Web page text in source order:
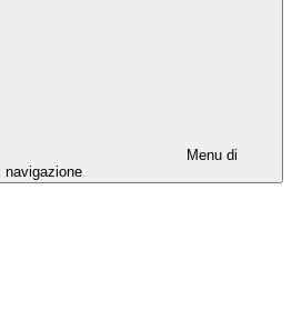
Menu di
navigazione